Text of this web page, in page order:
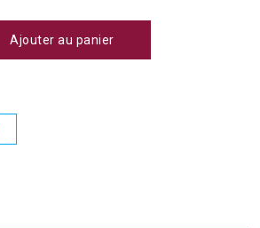
Ajouter au panier